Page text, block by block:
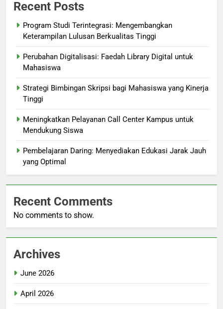
Recent Posts
Program Studi Terintegrasi: Mengembangkan
Keterampilan Lulusan Berkualitas Tinggi
Perubahan Digitalisasi: Faedah Library Digital untuk
Mahasiswa
Strategi Bimbingan Skripsi bagi Mahasiswa yang Kinerja
Tinggi
Meningkatkan Pelayanan Call Center Kampus untuk
Mendukung Siswa
Pembelajaran Daring: Menyediakan Edukasi Jarak Jauh
yang Optimal
Recent Comments
No comments to show.
Archives
June 2026
April 2026